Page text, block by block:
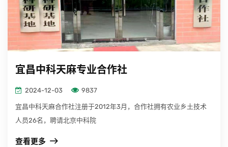
宜昌中科天麻专业合作社
2024-12-03 9837
宜昌中科天麻合作社注册于2012年3月，合作社拥有农业乡土技术
人员26名，聘请北京中科院
查看更多